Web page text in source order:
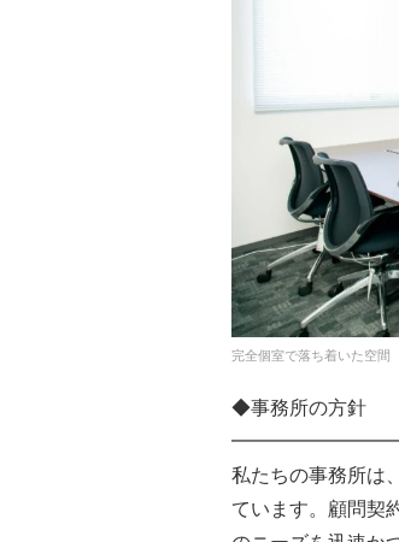
完全個室で落ち着いた空間
◆事務所の方針
私たちの事務所は
ています。顧問契